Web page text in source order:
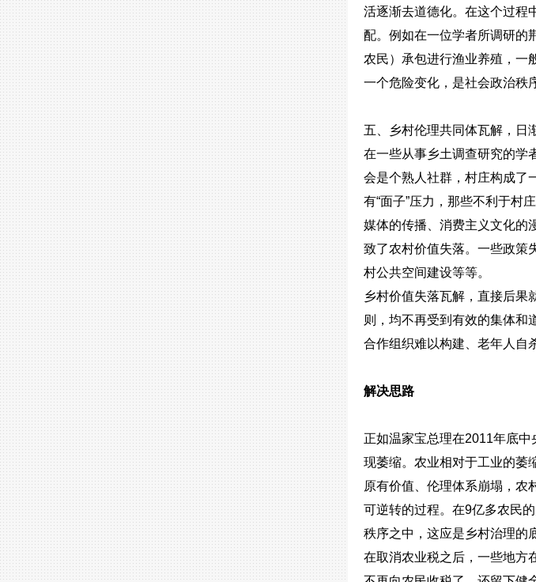
活逐渐去道德化。在这个过程
配。例如在一位学者所调研的
农民）承包进行渔业养殖，一
一个危险变化，是社会政治秩
五、乡村伦理共同体瓦解，日
在一些从事乡土调查研究的学
会是个熟人社群，村庄构成了
有“面子”压力，那些不利于村
媒体的传播、消费主义文化的
致了农村价值失落。一些政策
村公共空间建设等等。
乡村价值失落瓦解，直接后果
则，均不再受到有效的集体和
合作组织难以构建、老年人自
解决思路
正如温家宝总理在2011年底
现萎缩。农业相对于工业的萎
原有价值、伦理体系崩塌，农
可逆转的过程。在9亿多农民
秩序之中，这应是乡村治理的
在取消农业税之后，一些地方